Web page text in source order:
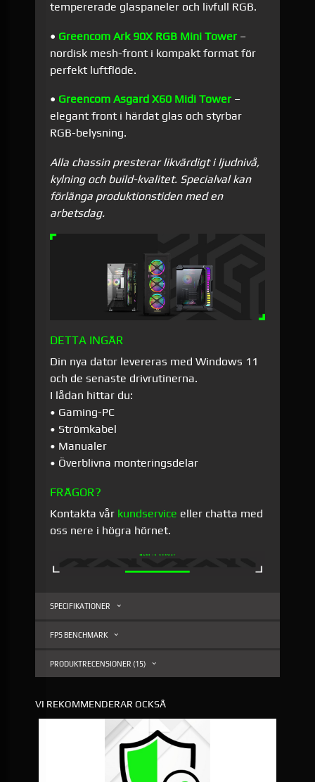
tempererade glaspaneler och livfull RGB.
• Greencom Ark 90X RGB Mini Tower –
nordisk mesh-front i kompakt format för
perfekt luftflöde.
• Greencom Asgard X60 Midi Tower –
elegant front i härdat glas och styrbar
RGB-belysning.
Alla chassin presterar likvärdigt i ljudnivå,
kylning och build-kvalitet. Specialval kan
förlänga produktionstiden med en
arbetsdag.
DETTA INGÅR
Din nya dator levereras med Windows 11
och de senaste drivrutinerna.
I lådan hittar du:
• Gaming-PC
• Strömkabel
• Manualer
• Överblivna monteringsdelar
FRÅGOR?
Kontakta vår kundservice eller chatta med
oss nere i högra hörnet.
SPECIFIKATIONER
FPS BENCHMARK
PRODUKTRECENSIONER (15)
VI REKOMMENDERAR OCKSÅ